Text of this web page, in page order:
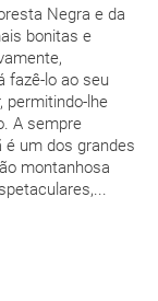
Negra e da
bonitas e
fazê-lo ao seu
permitindo-lhe
A sempre
um dos grandes
montanhosa